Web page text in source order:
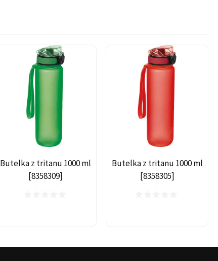
Butelka z tritanu 1000 ml
[8358309]
Butelka z tritanu 1000 ml
[8358305]